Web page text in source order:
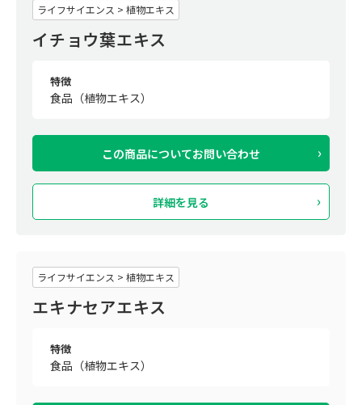
ライフサイエンス > 植物エキス
イチョウ葉エキス
特徴
食品（植物エキス）
この商品についてお問い合わせ
詳細を見る
ライフサイエンス > 植物エキス
エキナセアエキス
特徴
食品（植物エキス）